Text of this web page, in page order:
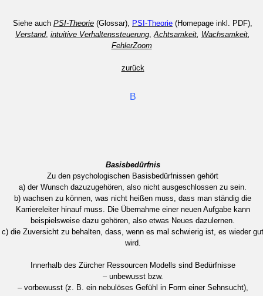
Siehe auch PSI-Theorie (Glossar), PSI-Theorie (Homepage inkl. PDF),
Verstand, intuitive Verhaltenssteuerung Achtsamkeit Wachsamkeit
FehlerZoom
zurück
B
Basisbedürfnis
Zu den psychologischen Basisbedürfnissen gehört
a) der Wunsch dazuzugehören, also nicht ausgeschlossen zu sein.
b) wachsen zu können, was nicht heißen muss, dass man ständig die
Karriereleiter hinauf muss. Die Übernahme einer neuen Aufgabe kann
beispielsweise dazu gehören, also etwas Neues dazulernen.
c) die Zuversicht zu behalten, dass, wenn es mal schwierig ist, es wieder gut
wird.
Innerhalb des Zürcher Ressourcen Modells sind Bedürfnisse
– unbewusst bzw.
– vorbewusst (z. B. ein nebulöses Gefühl in Form einer Sehnsucht),